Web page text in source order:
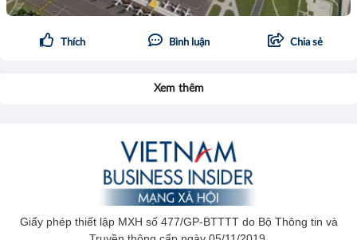
Thích Bình luận Chia sẻ
Xem thêm
Giấy phép thiết lập MXH số 477/GP-BTTTT do Bộ Thông tin và